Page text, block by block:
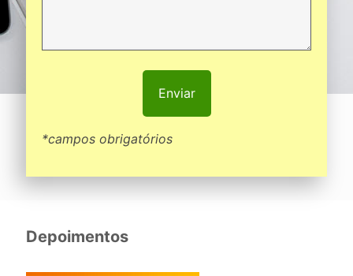
*campos obrigatórios
Depoimentos